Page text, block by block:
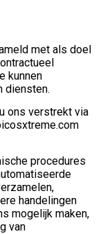
met als doel
kunnen
diensten.
ons verstrekt via
procedures
handelingen
mogelijk maken,
van